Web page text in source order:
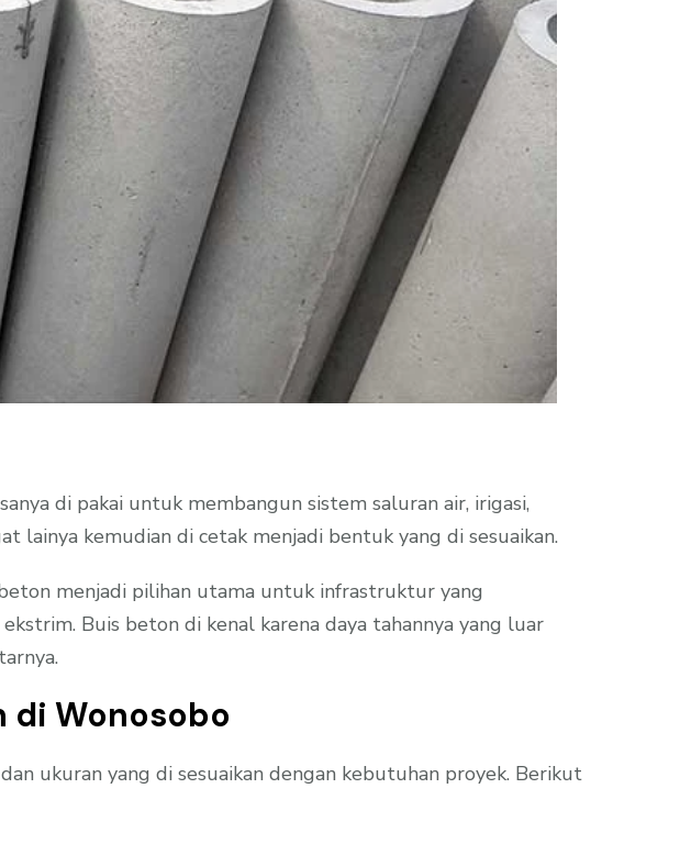
di pakai untuk membangun sistem saluran air, irigasi,
lainya kemudian di cetak menjadi bentuk yang di sesuaikan.
menjadi pilihan utama untuk infrastruktur yang
Buis beton di kenal karena daya tahannya yang luar
di Wonosobo
ukuran yang di sesuaikan dengan kebutuhan proyek. Berikut